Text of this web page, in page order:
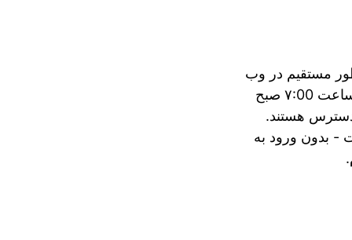
مستقیم در وب
سایت. دوشنبه تا جمعه از ساعت ۷:00 صبح
دسترس هستند.
بدون ورود به